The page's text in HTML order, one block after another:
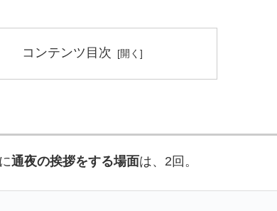
コンテンツ目次
通夜の挨拶をする場面は、2回。